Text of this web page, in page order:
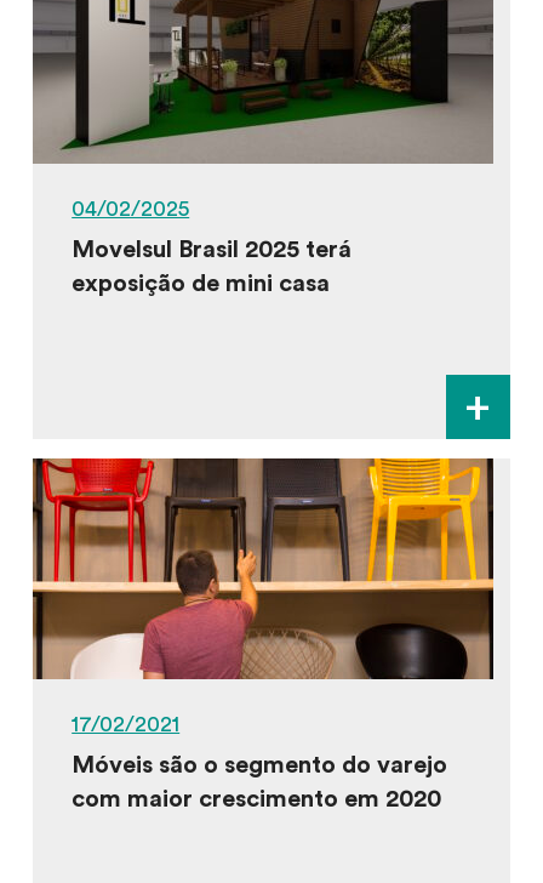
04/02/2025
Movelsul Brasil 2025 terá
exposição de mini casa
+
17/02/2021
Móveis são o segmento do varejo
com maior crescimento em 2020